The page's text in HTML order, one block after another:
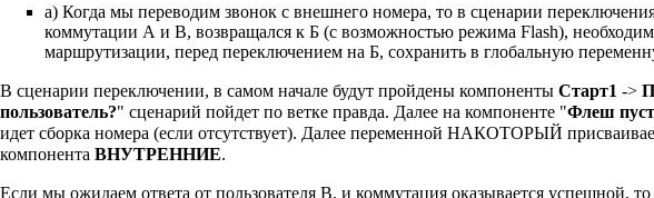
а) Когда мы переводим звонок с внешнего номера, то в сценарии
коммутации А и В, возвращался к Б (с возможностью режима Flash),
маршрутизации, перед переключением на Б, сохранить в глобальную
В сценарии переключении, в самом начале будут пройдены компоненты Старт1 ->
пользователь?" сценарий пойдет по ветке правда. Далее на компоненте "Флеш
идет сборка номера (если отсутствует). Далее переменной НАКОТОРЫЙ
компонента ВНУТРЕННИЕ.
Если мы ожидаем ответа от пользователя В, и коммутация оказывается